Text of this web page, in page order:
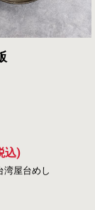
湾屋台めし
込)